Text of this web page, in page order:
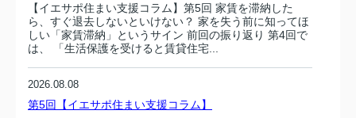
【イエサポ住まい支援コラム】第5回 家賃を滞納した
ら、すぐ退去しないといけない？ 家を失う前に知ってほ
しい「家賃滞納」というサイン 前回の振り返り 第4回で
は、 「生活保護を受けると賃貸住宅...
2026.08.08
第5回【イエサポ住まい支援コラム】